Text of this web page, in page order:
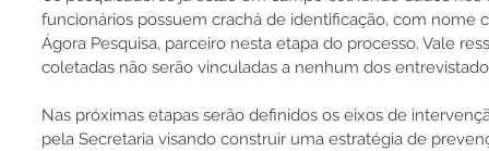
funcionários possuem crachá de identificação, com
Ágora Pesquisa, parceiro nesta etapa do processo. Vale
coletadas não serão vinculadas a nenhum dos
Nas próximas etapas serão definidos os eixos de
pela Secretaria visando construir uma estratégia de